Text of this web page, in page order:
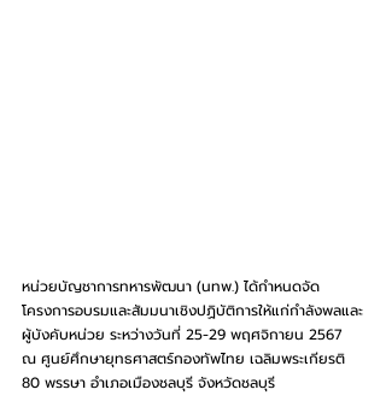
หน่วยบัญชาการทหารพัฒนา (นทพ.) ได้กำหนดจัด
โครงการอบรมและสัมมนาเชิงปฏิบัติการให้แก่กำลังพลและ
ผู้บังคับหน่วย ระหว่างวันที่ 25-29 พฤศจิกายน 2567
ณ ศูนย์ศึกษายุทธศาสตร์กองทัพไทย เฉลิมพระเกียรติ
80 พรรษา อำเภอเมืองชลบุรี จังหวัดชลบุรี